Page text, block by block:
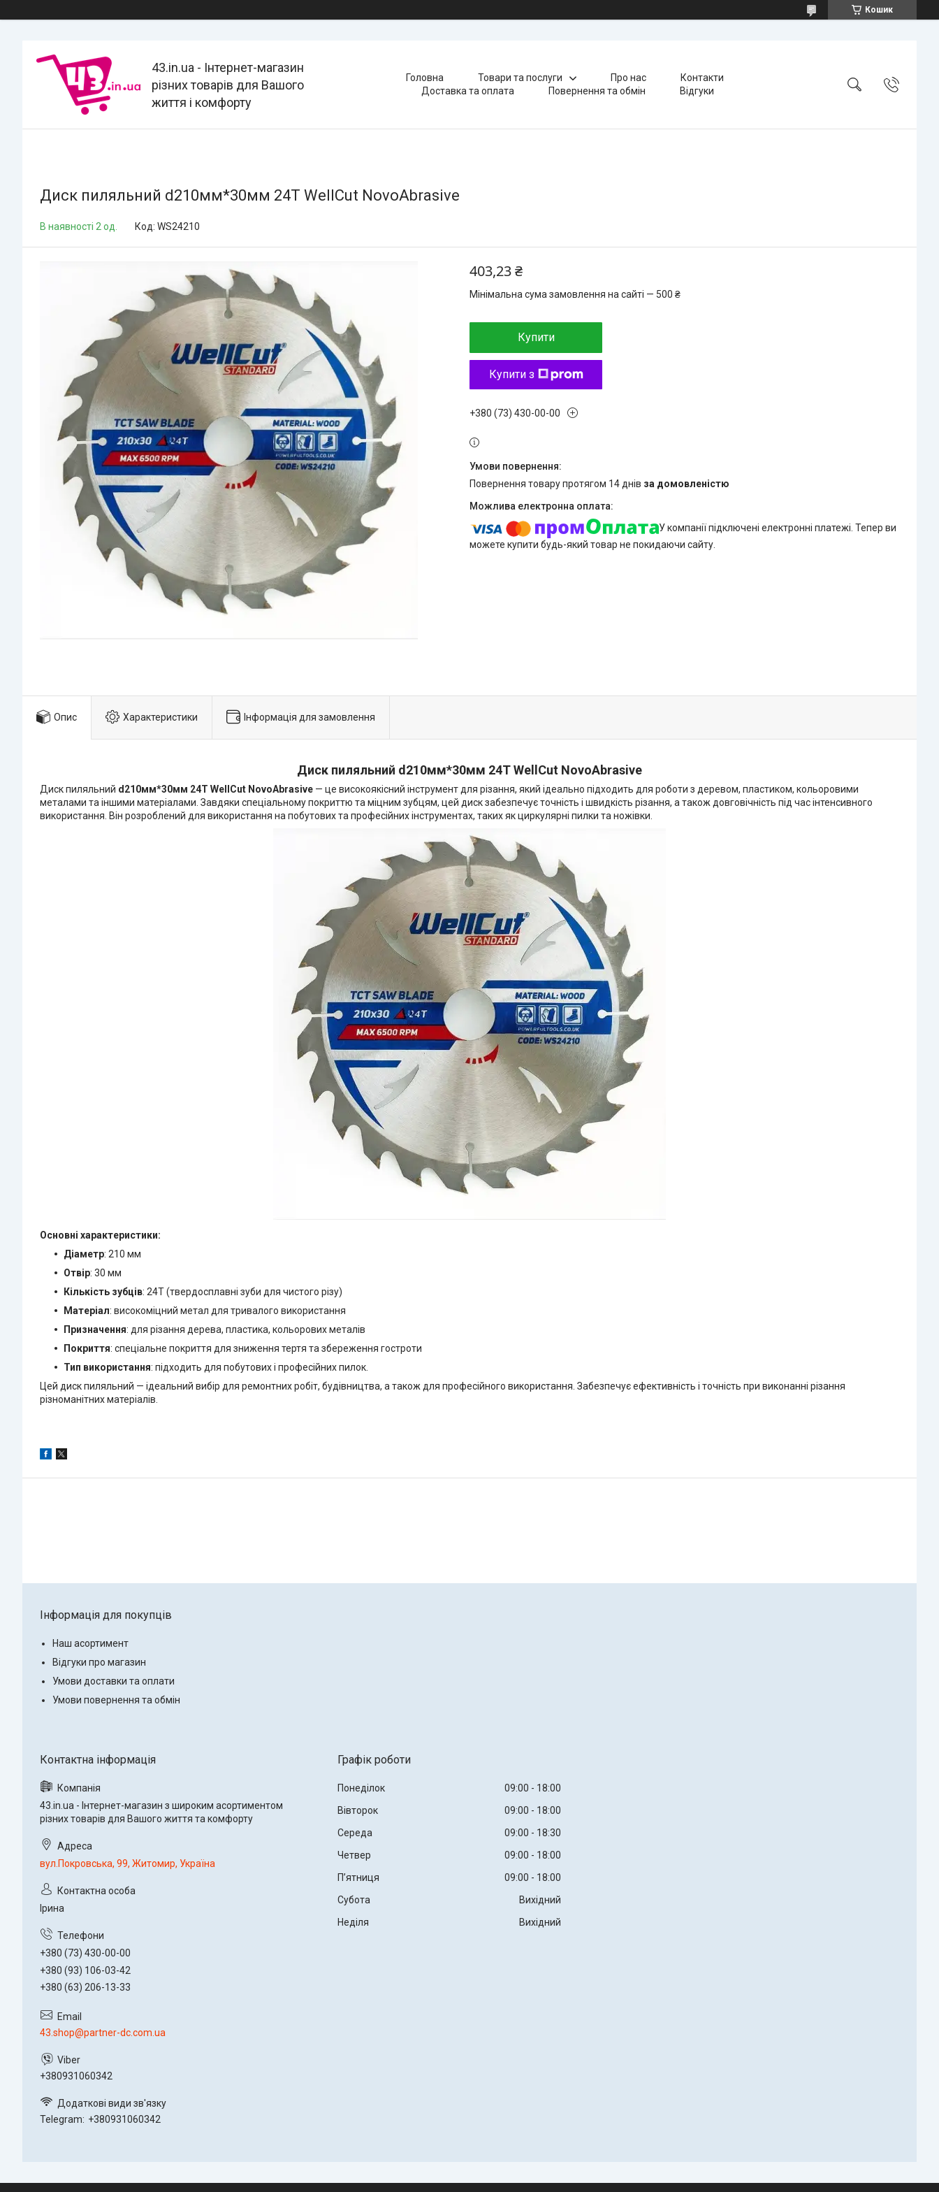
Кошик
43.in.ua - Інтернет-магазин
різних товарів для Вашого
життя і комфорту
Головна Товари та послуги Про нас
Контакти
Доставка та оплата
Повернення та обмін Відгуки
Диск пиляльний d210мм*30мм 24T WellCut NovoAbrasive
В наявності 2 од. Код: WS24210
403,23 ₴
Мінімальна сума замовлення на сайті — 500 ₴
Купити
Купити з
+380 (73) 430-00-00
повернення товару протягом 14 днів за домовленістю
У компанії підключені електронні платежі. Тепер ви
можете купити будь-який товар не покидаючи сайту.
Опис Характеристики Інформація для замовлення
Диск пиляльний d210мм*30мм 24T WellCut NovoAbrasive
Диск пиляльний d210мм*30мм 24T WellCut NovoAbrasive — це високоякісний інструмент для різання, який ідеально підходить для роботи з деревом, пластиком, кольоровими
металами та іншими матеріалами. Завдяки спеціальному покриттю та міцним зубцям, цей диск забезпечує точність і швидкість різання, а також довговічність під час інтенсивного
використання. Він розроблений для використання на побутових та професійних інструментах, таких як циркулярні пилки та ножівки.
Основні характеристики:
Діаметр: 210 мм
Отвір: 30 мм
Кількість зубців: 24T (твердосплавні зуби для чистого різу)
Матеріал: високоміцний метал для тривалого використання
Призначення: для різання дерева, пластика, кольорових металів
Покриття: спеціальне покриття для зниження тертя та збереження гостроти
Тип використання: підходить для побутових і професійних пилок.
Цей диск пиляльний — ідеальний вибір для ремонтних робіт, будівництва, а також для професійного використання. Забезпечує ефективність і точність при виконанні різання
різноманітних матеріалів.
Інформація для покупців
Наш асортимент
Відгуки про магазин
Умови доставки та оплати
Умови повернення та обмін
43.in.ua - Інтернет-магазин з широким асортиментом
різних товарів для Вашого життя та комфорту
вул.Покровська, 99, Житомир, Україна
Ірина
+380 (73) 430-00-00
+380 (93) 106-03-42
+380 (63) 206-13-33
43.shop@partner-dc.com.ua
+380931060342
Telegram +380931060342
Графік роботи
Понеділок 09:00
18:00
Вівторок
09:00
18:00
Середа
09:00
18:30
Четвер
09:00
18:00
Пʼятниця
09:00
18:00
Субота
Вихідний
Неділя
Вихідний